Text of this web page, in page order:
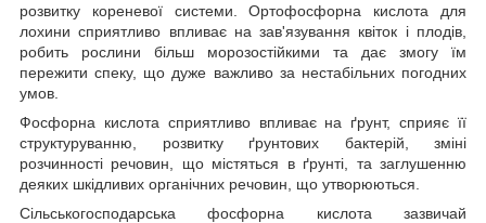
розвитку кореневої системи. Ортофосфорна кислота для
лохини сприятливо впливає на зав'язування квіток і плодів,
робить рослини більш морозостійкими та дає змогу їм
пережити спеку, що дуже важливо за нестабільних погодних
умов.
Фосфорна кислота сприятливо впливає на ґрунт, сприяє її
структуруванню, розвитку ґрунтових бактерій, зміні
розчинності речовин, що містяться в ґрунті, та заглушенню
деяких шкідливих органічних речовин, що утворюються.
Сільськогосподарська фосфорна кислота зазвичай